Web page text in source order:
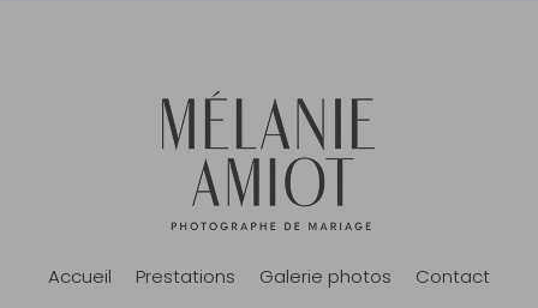
Accueil Prestations Galerie photos Contact